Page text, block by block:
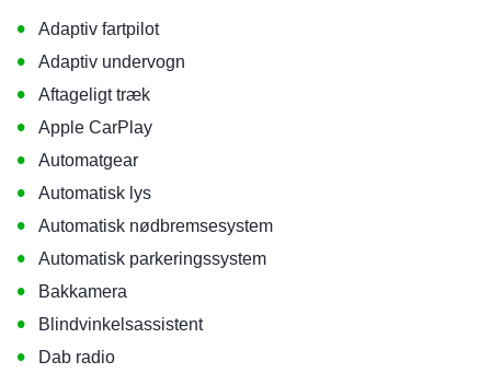
• Adaptiv fartpilot
• Adaptiv undervogn
• Aftageligt træk
• Apple CarPlay
• Automatgear
• Automatisk lys
• Automatisk nødbremsesystem
• Automatisk parkeringssystem
• Bakkamera
• Blindvinkelsassistent
• Dab radio